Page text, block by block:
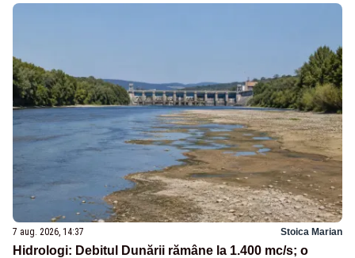
7 aug. 2026, 14:37 Stoica Marian
Hidrologi: Debitul Dunării rămâne la 1.400 mc/s; o